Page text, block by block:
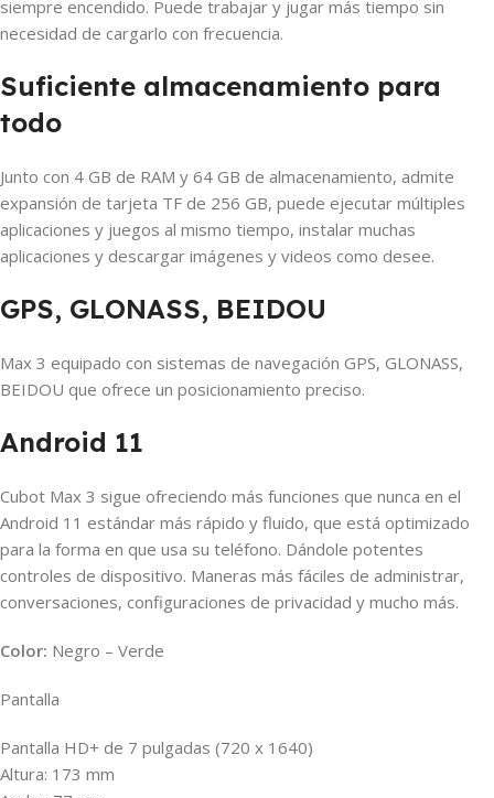
siempre encendido. Puede trabajar y jugar más tiempo sin
necesidad de cargarlo con frecuencia.
Suficiente almacenamiento para
todo
Junto con 4 GB de RAM y 64 GB de almacenamiento, admite
expansión de tarjeta TF de 256 GB, puede ejecutar múltiples
aplicaciones y juegos al mismo tiempo, instalar muchas
aplicaciones y descargar imágenes y videos como desee.
GPS, GLONASS, BEIDOU
Max 3 equipado con sistemas de navegación GPS, GLONASS,
BEIDOU que ofrece un posicionamiento preciso.
Android 11
Cubot Max 3 sigue ofreciendo más funciones que nunca en el
Android 11 estándar más rápido y fluido, que está optimizado
para la forma en que usa su teléfono. Dándole potentes
controles de dispositivo. Maneras más fáciles de administrar,
conversaciones, configuraciones de privacidad y mucho más.
Color: Negro – Verde
Pantalla
Pantalla HD+ de 7 pulgadas (720 x 1640)
Altura: 173 mm